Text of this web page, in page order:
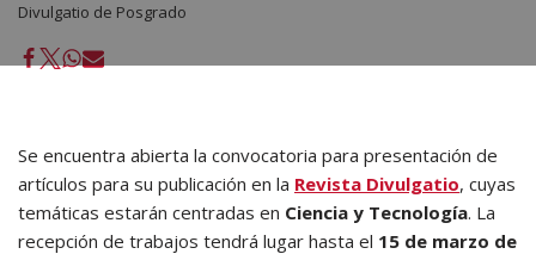
Divulgatio de Posgrado
Se encuentra abierta la convocatoria para presentación de
artículos para su publicación en la Revista Divulgatio, cuyas
temáticas estarán centradas en Ciencia y Tecnología. La
recepción de trabajos tendrá lugar hasta el 15 de marzo de